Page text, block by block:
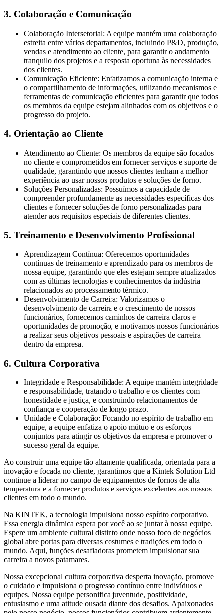
3. Colaboração e Comunicação
Colaboração Intersetorial: A equipe mantém uma colaboração
estreita entre vários departamentos, incluindo P&D, produção,
vendas e atendimento ao cliente, para garantir o andamento
tranquilo dos projetos e a resposta oportuna às necessidades
dos clientes.
Comunicação Eficiente: Enfatizamos a comunicação interna e
o compartilhamento de informações, utilizando mecanismos e
ferramentas de comunicação eficientes para garantir que todos
os membros da equipe estejam alinhados com os objetivos e o
progresso do projeto.
4. Orientação ao Cliente
Atendimento ao Cliente: Os membros da equipe são focados
no cliente e comprometidos em fornecer serviços e suporte de
qualidade, garantindo que nossos clientes tenham a melhor
experiência ao usar nossos produtos e soluções de forno.
Soluções Personalizadas: Possuímos a capacidade de
compreender profundamente as necessidades específicas dos
clientes e fornecer soluções de forno personalizadas para
atender aos requisitos especiais de diferentes clientes.
5. Treinamento e Desenvolvimento Profissional
Aprendizagem Contínua: Oferecemos oportunidades
contínuas de treinamento e aprendizado para os membros de
nossa equipe, garantindo que eles estejam sempre atualizados
com as últimas tecnologias e conhecimentos da indústria
relacionados ao processamento térmico.
Desenvolvimento de Carreira: Valorizamos o
desenvolvimento de carreira e o crescimento de nossos
funcionários, fornecemos caminhos de carreira claros e
oportunidades de promoção, e motivamos nossos funcionários
a realizar seus objetivos pessoais e aspirações de carreira
dentro da empresa.
6. Cultura Corporativa
Integridade e Responsabilidade: A equipe mantém integridade
e responsabilidade, tratando o trabalho e os clientes com
honestidade e justiça, e construindo relacionamentos de
confiança e cooperação de longo prazo.
Unidade e Colaboração: Focando no espírito de trabalho em
equipe, a equipe enfatiza o apoio mútuo e os esforços
conjuntos para atingir os objetivos da empresa e promover o
sucesso geral da equipe.
Ao construir uma equipe tão altamente qualificada, orientada para a
inovação e focada no cliente, garantimos que a Kintek Solution Ltd
continue a liderar no campo de equipamentos de fornos de alta
temperatura e a fornecer produtos e serviços excelentes aos nossos
clientes em todo o mundo.
Na KINTEK, a tecnologia impulsiona nosso espírito corporativo.
Essa energia dinâmica espera por você ao se juntar à nossa equipe.
Espere um ambiente cultural distinto onde nosso foco de negócios
global abre portas para diversas costumes e tradições em todo o
mundo. Aqui, funções desafiadoras prometem impulsionar sua
carreira a novos patamares.
Nossa excepcional cultura corporativa desperta inovação, promove
o cuidado e impulsiona o progresso contínuo entre indivíduos e
equipes. Nossa equipe personifica juventude, positividade,
entusiasmo e uma atitude ousada diante dos desafios. Apaixonados